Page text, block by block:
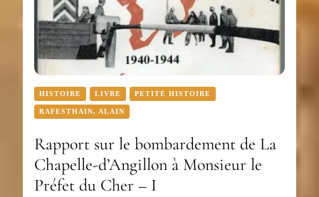
HISTOIRE LIVRE PETITE HISTOIRE
RAFESTHAIN, ALAIN
Rapport sur le bombardement de La
Chapelle-d’Angillon à Monsieur le
Préfet du Cher – I